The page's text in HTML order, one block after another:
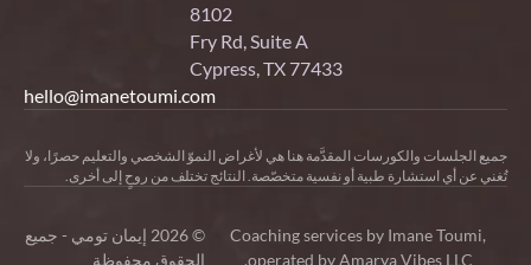
8102
Fry Rd, Suite A
Cypress, TX 77433
hello@imanetoumi.com
جميع الجلسات والكورسات المقدَّمة هنا هي لأغراض النموّ الشخصي والتعليم حصرًا، ولا
تُغني عن أي استشارة طبية أو نفسية متخصّصة. النتائج تختلف من روحٍ إلى أخرى.
Coaching services by Imane Toumi,
operated by Amarya Vibes LLC.
-
© 2026 إيمان تومي - جميع
الحقوق محفوظة